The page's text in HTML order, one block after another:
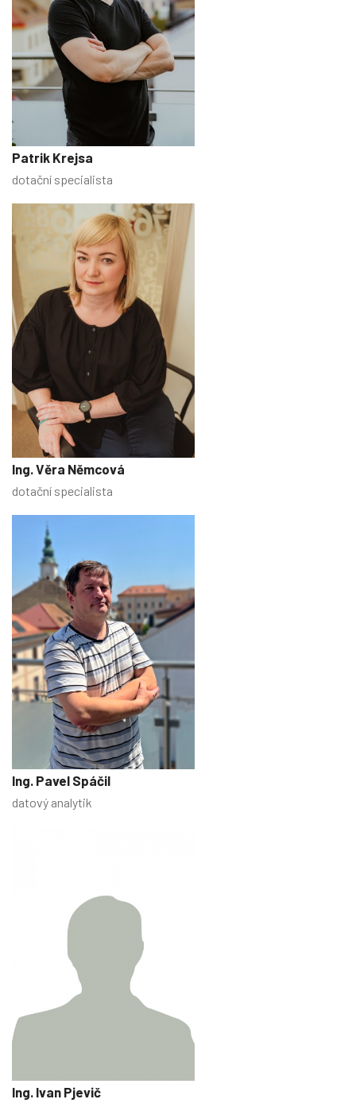
Patrik Krejsa
dotační specialista
Ing. Věra Němcová
dotační specialista
Ing. Pavel Spáčil
datový analytik
Ing. Ivan Pjevič